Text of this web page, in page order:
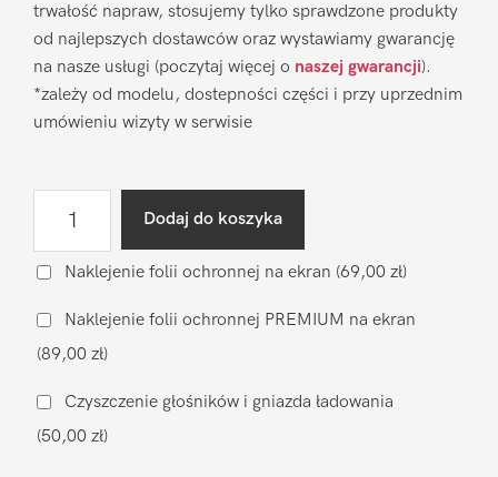
trwałość napraw, stosujemy tylko sprawdzone produkty
od najlepszych dostawców oraz wystawiamy gwarancję
na nasze usługi (poczytaj więcej o naszej gwarancji).
*zależy od modelu, dostepności części i przy uprzednim
umówieniu wizyty w serwisie
gniazda
Samsung
Galaxy
A40
Dodaj do koszyka
Naklejenie folii ochronnej na ekran (69,00 zł)
Naklejenie folii ochronnej PREMIUM na ekran
(89,00 zł)
Czyszczenie głośników i gniazda ładowania
(50,00 zł)